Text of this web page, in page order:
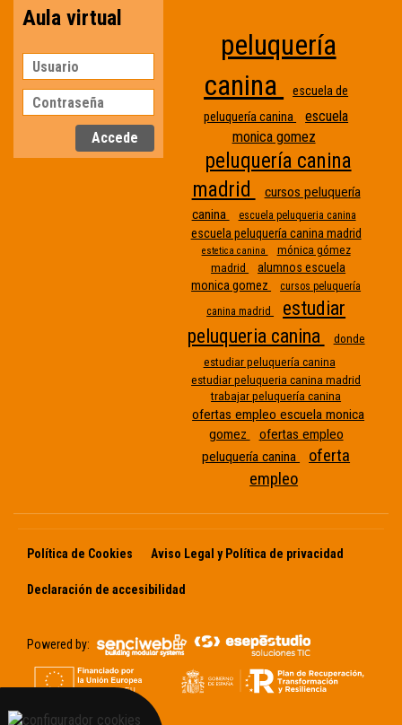
Aula virtual
peluquería
canina
escuela de
peluquería canina
escuela
monica gomez
peluquería canina
madrid
cursos peluquería
canina
escuela peluqueria canina
escuela peluquería canina madrid
estetica canina
mónica gómez
madrid
alumnos escuela
monica gomez
cursos peluquería
canina madrid
estudiar
peluqueria canina
donde
estudiar peluquería canina
sin
nombre
estudiar peluqueria canina madrid
trabajar peluquería canina
ofertas empleo escuela monica
gomez
ofertas empleo
peluquería canina
oferta
empleo
Política de Cookies Aviso Legal y Política de privacidad
Declaración de accesibilidad
Powered by: